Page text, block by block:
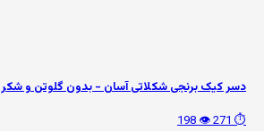
دسر کیک برنجی شکلاتی آسان - بدون گلوتن و شکر
⏱️ 271
👁️ 198